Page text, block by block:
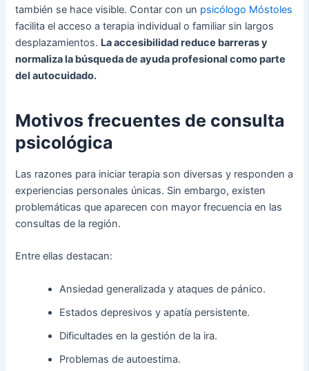
también se hace visible. Contar con un psicólogo Móstoles
facilita el acceso a terapia individual o familiar sin largos
desplazamientos. La accesibilidad reduce barreras y
normaliza la búsqueda de ayuda profesional como parte
del autocuidado.
Motivos frecuentes de consulta
psicológica
Las razones para iniciar terapia son diversas y responden a
experiencias personales únicas. Sin embargo, existen
problemáticas que aparecen con mayor frecuencia en las
consultas de la región.
Entre ellas destacan:
Ansiedad generalizada y ataques de pánico.
Estados depresivos y apatía persistente.
Dificultades en la gestión de la ira.
Problemas de autoestima.